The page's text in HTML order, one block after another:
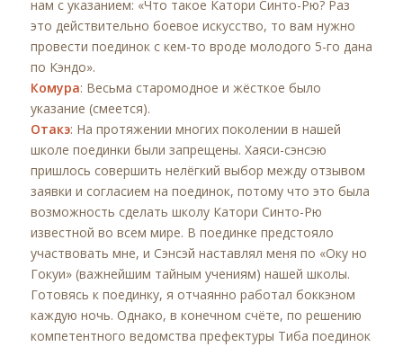
нам с указанием: «Что такое Катори Синто-Рю? Раз
это действительно боевое искусство, то вам нужно
провести поединок с кем-то вроде молодого 5-го дана
по Кэндо».
Комура: Весьма старомодное и жёсткое было
указание (смеется).
Отакэ: На протяжении многих поколении в нашей
школе поединки были запрещены. Хаяси-сэнсэю
пришлось совершить нелёгкий выбор между отзывом
заявки и согласием на поединок, потому что это была
возможность сделать школу Катори Синто-Рю
известной во всем мире. В поединке предстояло
участвовать мне, и Сэнсэй наставлял меня по «Оку но
Гокуи» (важнейшим тайным учениям) нашей школы.
Готовясь к поединку, я отчаянно работал боккэном
каждую ночь. Однако, в конечном счёте, по решению
компетентного ведомства префектуры Тиба поединок